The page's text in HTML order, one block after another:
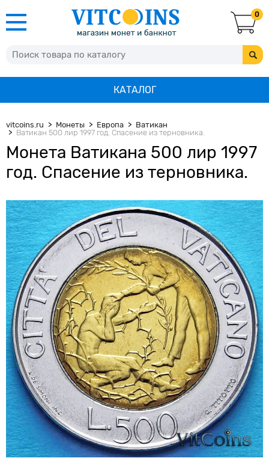
0
КАТАЛОГ
vitcoins.ru Монеты Европа
Ватикан
Ватикан 500 лир 1997 год. Спасение из терновника.
Монета Ватикана 500 лир 1997
год. Спасение из терновника.